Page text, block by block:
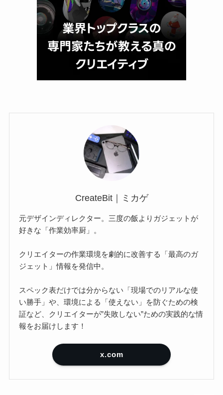
CreateBit｜ミカゲ
元デザインディレクター。三度の飯よりガジェットが
好きな「作業効率厨」。
クリエイターの作業環境を劇的に改善する「最高のガ
ジェット」情報を発信中。
スペック表だけでは分からない「現場でのリアルな使
い勝手」や、環境による「使えない」を防ぐための検
証など、クリエイターが”失敗しない”ための実践的な情
報をお届けします！
x.com